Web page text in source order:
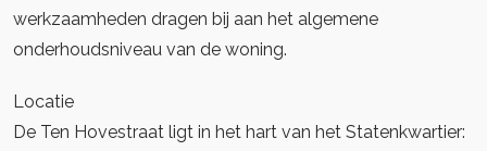
werkzaamheden dragen bij aan het algemene
onderhoudsniveau van de woning.
Locatie
De Ten Hovestraat ligt in het hart van het Statenkwartier: